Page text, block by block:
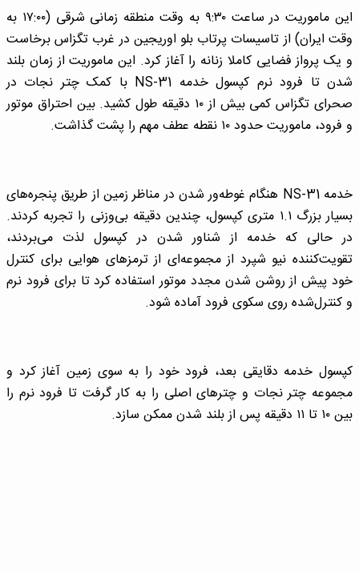
این ماموریت در ساعت ۹:۳۰ به وقت منطقه زمانی شرقی (۱۷:۰۰ به
وقت ایران) از تاسیسات پرتاب بلو اوریجین در غرب تگزاس برخاست
و یک پرواز فضایی کاملا زنانه را آغاز کرد. این ماموریت از زمان بلند
شدن تا فرود نرم کپسول خدمه NS-31 با کمک چتر نجات در
صحرای تگزاس کمی بیش از ۱۰ دقیقه طول کشید. بین احتراق موتور
و فرود، ماموریت حدود ۱۰ نقطه عطف مهم را پشت گذاشت.
خدمه NS-31 هنگام غوطه‌ور شدن در مناظر زمین از طریق پنجره‌های
بسیار بزرگ ۱.۱ متری کپسول، چندین دقیقه بی‌وزنی را تجربه کردند.
در حالی که خدمه از شناور شدن در کپسول لذت می‌بردند،
تقویت‌کننده نیو شپرد از مجموعه‌ای از ترمزهای هوایی برای کنترل
خود پیش از روشن شدن مجدد موتور استفاده کرد تا برای فرود نرم
و کنترل‌شده روی سکوی فرود آماده شود.
کپسول خدمه دقایقی بعد، فرود خود را به سوی زمین آغاز کرد و
مجموعه‌ چتر نجات و چترهای اصلی را به کار گرفت تا فرود نرم را
بین ۱۰ تا ۱۱ دقیقه پس از بلند شدن ممکن ‌سازد.